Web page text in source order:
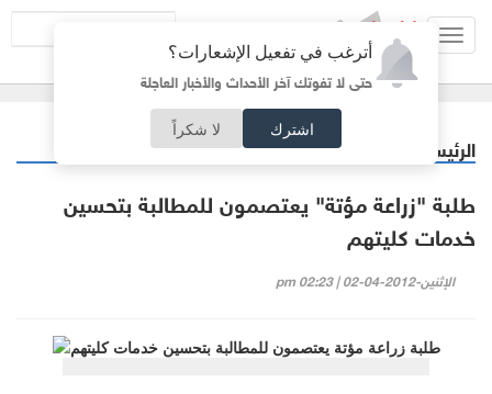
أترغب في تفعيل الإشعارات؟
حتى لا تفوتك آخر الأحداث والأخبار العاجلة
اشترك لا شكراً
الرئيسية
طلبة "زراعة مؤتة" يعتصمون للمطالبة بتحسين
خدمات كليتهم
الإثنين-2012-04-02 | 02:23 pm